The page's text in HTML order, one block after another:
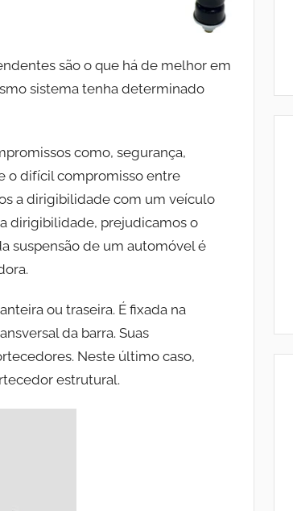
são o que há de melhor em
sistema tenha determinado
como, segurança,
o difícil compromisso entre
a dirigibilidade com um veículo
dirigibilidade, prejudicamos o
suspensão de um automóvel é
ou traseira. É fixada na
da barra. Suas
Neste último caso,
estrutural.